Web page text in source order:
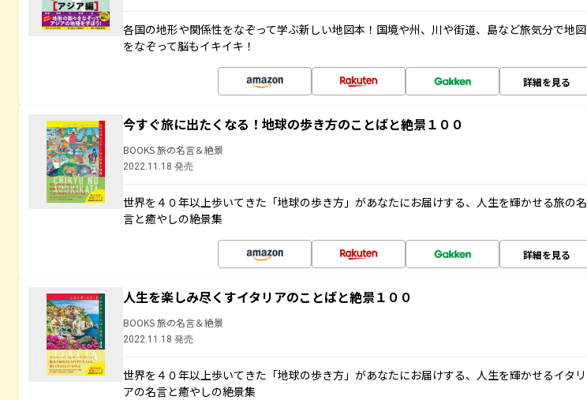
各国の地形や関係性をなぞって学ぶ新しい地図本！国境や州、川や街道、島など旅気分で地図
をなぞって脳もイキイキ！
詳細を見る
今すぐ旅に出たくなる！地球の歩き方のことばと絶景１００
BOOKS 旅の名言＆絶景
2022.11.18 発売
世界を４０年以上歩いてきた「地球の歩き方」があなたにお届けする、人生を輝かせる旅の名
言と癒やしの絶景集
詳細を見る
人生を楽しみ尽くすイタリアのことばと絶景１００
BOOKS 旅の名言＆絶景
2022.11.18 発売
世界を４０年以上歩いてきた「地球の歩き方」があなたにお届けする、人生を輝かせるイタリ
アの名言と癒やしの絶景集